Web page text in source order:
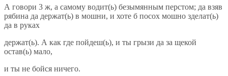
А говори 3 ж, а самому водит(ь) безымянным перстом; да взяв
рябина да держат(ь) в мошни, и хоте б посох мошно зделат(ь)
да в руках
держат(ь). А как где пойдеш(ь), и ты грызи да за щекой
остав(ь) мало,
и ты не бойся ничего.